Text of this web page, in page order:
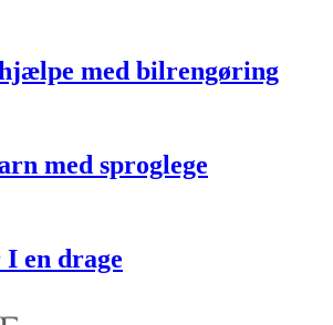
med bilrengøring
med sproglege
I en drage